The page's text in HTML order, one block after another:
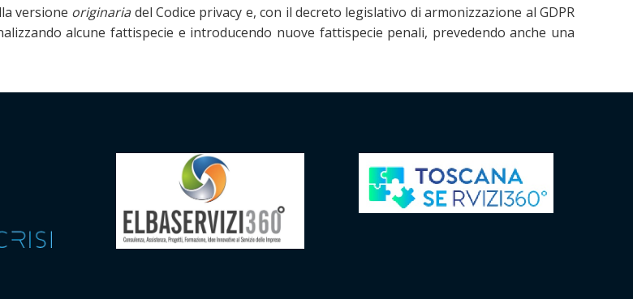
versione originariadel Codice privacy e, con il decreto legislativo di armonizzazione al GDPR
alcune fattispecie e introducendo nuove fattispecie penali, prevedendo anche una